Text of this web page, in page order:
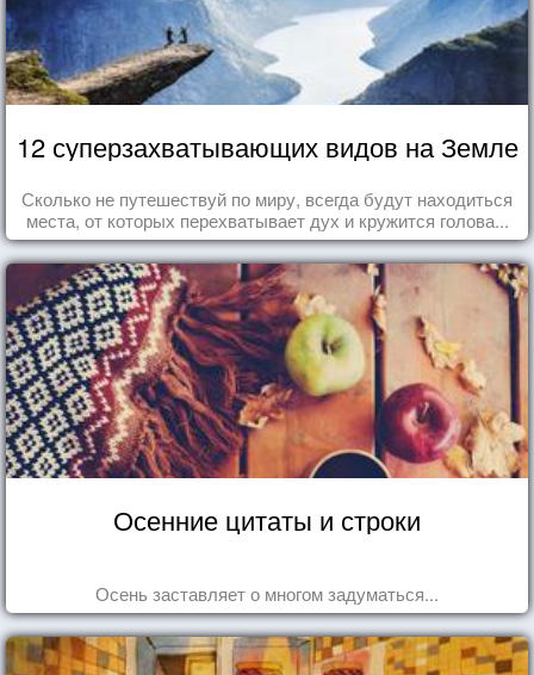
12 суперзахватывающих видов на Земле
Сколько не путешествуй по миру, всегда будут находиться
места, от которых перехватывает дух и кружится голова...
Осенние цитаты и строки
Осень заставляет о многом задуматься...